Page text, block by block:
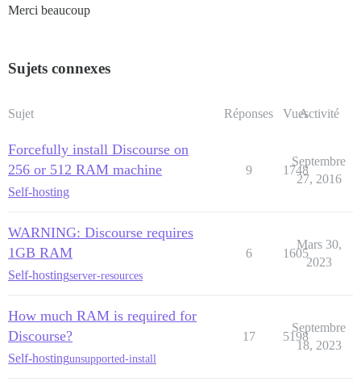
Merci beaucoup
Sujets connexes
Sujet Réponses VuesActivité
Forcefully install Discourse on
256 or 512 RAM machine
Self-hosting
9 1748
Septembre
27, 2016
WARNING: Discourse requires
1GB RAM
Self-hostingserver-resources
6 1605
Mars 30,
2023
How much RAM is required for
Discourse?
Self-hostingunsupported-install
17 5198
Septembre
18, 2023